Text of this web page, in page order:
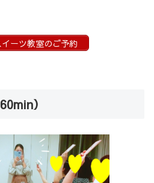
イーツ教室のご予約
）